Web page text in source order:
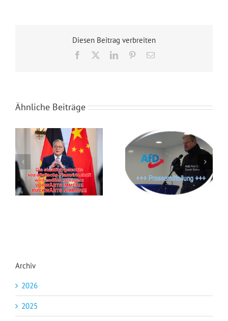
Diesen Beitrag verbreiten
Facebook LinkedInPinterest
E-
Ähnliche Beiträge
Archiv
2026
2025